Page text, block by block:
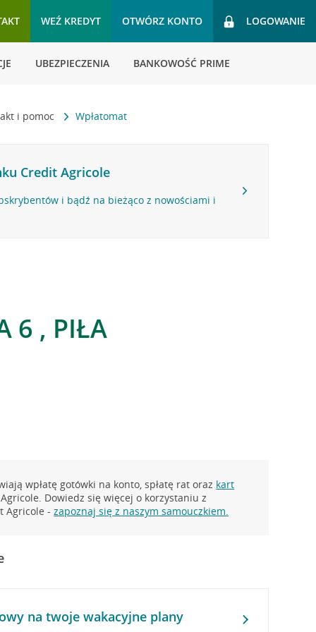
WEŹ KREDYT OTWÓRZ KONTO LOGOWANIE
UBEZPIECZENIA BANKOWOŚĆ PRIME
i pomoc Wpłatomat
Credit Agricole
i bądź na bieżąco z nowościami i
6 , PIŁA
wpłatę gotówki na konto, spłatę rat oraz kart
Dowiedz się więcej o korzystaniu z
Agricole -zapoznaj się z naszym samouczkiem.
na twoje wakacyjne plany